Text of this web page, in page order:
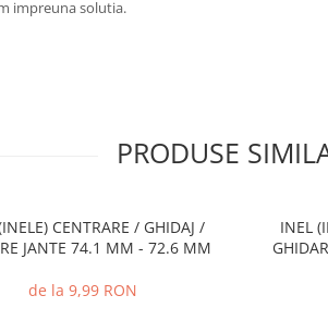
impreuna solutia.
PRODUSE
CENTRARE / GHIDAJ /
JANTE 74.1 MM - 72.6 MM
de la 9,99 RON
INEL